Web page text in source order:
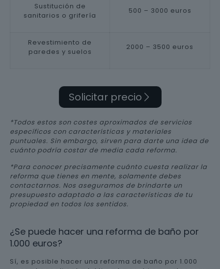
Sustitución de
sanitarios o grifería
500 – 3000 euros
Revestimiento de
paredes y suelos
2000 – 3500 euros
Solicitar precio
*Todos estos son costes aproximados de servicios
específicos con características y materiales
puntuales. Sin embargo, sirven para darte una idea de
cuánto podría costar de media cada reforma.
*Para conocer precisamente cuánto cuesta realizar la
reforma que tienes en mente, solamente debes
contactarnos. Nos aseguramos de brindarte un
presupuesto adaptado a las características de tu
propiedad en todos los sentidos.
¿Se puede hacer una reforma de baño por
1.000 euros?
Sí, es posible hacer una reforma de baño por 1.000